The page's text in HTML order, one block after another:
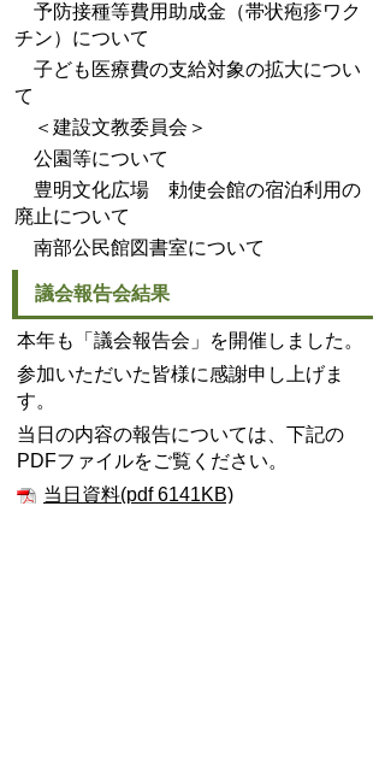
予防接種等費用助成金（帯状疱疹ワク
チン）について
子ども医療費の支給対象の拡大につい
て
＜建設文教委員会＞
公園等について
豊明文化広場 勅使会館の宿泊利用の
廃止について
南部公民館図書室について
議会報告会結果
本年も「議会報告会」を開催しました。
参加いただいた皆様に感謝申し上げま
す。
当日の内容の報告については、下記の
PDFファイルをご覧ください。
当日資料(pdf 6141KB)